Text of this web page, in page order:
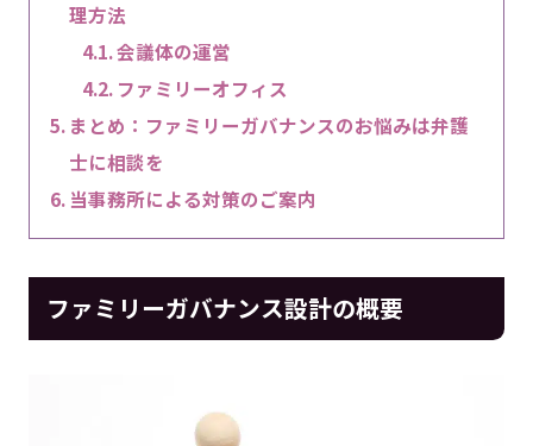
理方法
会議体の運営
ファミリーオフィス
まとめ：ファミリーガバナンスのお悩みは弁護
士に相談を
当事務所による対策のご案内
ファミリーガバナンス設計の概要